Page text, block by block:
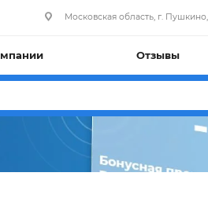
Московская область, г.
Отзывы